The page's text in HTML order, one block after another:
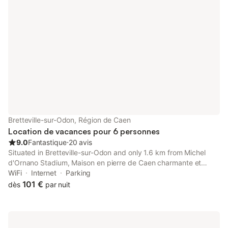
Bretteville-sur-Odon, Région de Caen
Location de vacances pour 6 personnes
9.0Fantastique⋅20 avis
Situated in Bretteville-sur-Odon and only 1.6 km from Michel
d'Ornano Stadium, Maison en pierre de Caen charmante et
confortable et sa terrasse privative entre terre et mer features
accommodation with inner courtyard views, free WiFi and free
WiFi Internet
Parking
dès 101 € par nuit